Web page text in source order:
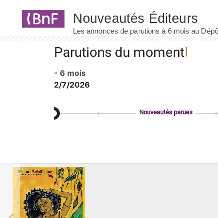
Parutions du moment
- 6 mois
2/7/2026
Nouveautés parues